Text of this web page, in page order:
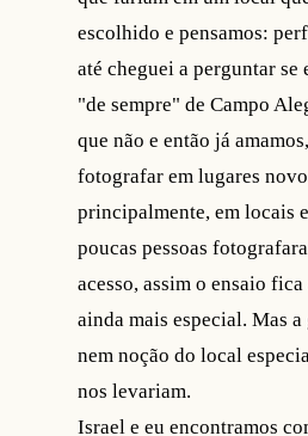
escolhido e pensamos:
até cheguei a perguntar se
"de sempre" de Campo
que não e então já
fotografar em lugares
principalmente, em locais
poucas pessoas
acesso, assim o ensaio
ainda mais especial. Mas
nem noção do local
nos levariam.
Israel e eu encontramos